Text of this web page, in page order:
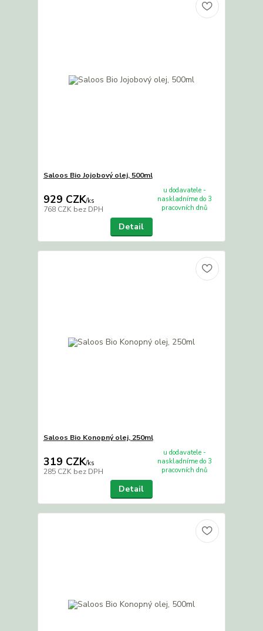
Saloos Bio Jojobový olej, 500ml
929 CZK/ks
768 CZK bez DPH
u dodavatele -
naskladníme do 3
pracovních dnů
Detail
Saloos Bio Konopný olej, 250ml
319 CZK/ks
285 CZK bez DPH
u dodavatele -
naskladníme do 3
pracovních dnů
Detail